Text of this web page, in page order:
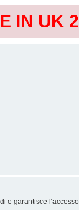
IN UK
garantisce